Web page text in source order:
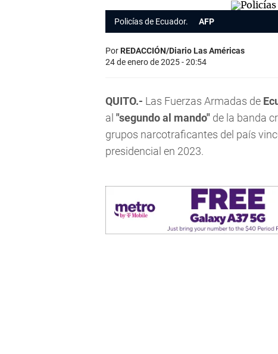
Policías de Ecuador. AFP
PorREDACCIÓN/Diario Las Américas
24 de enero de 2025 - 20:54
QUITO.- Las Fuerzas Armadas de
al "segundo al mando" de la banda
grupos narcotraficantes del país
presidencial en 2023.